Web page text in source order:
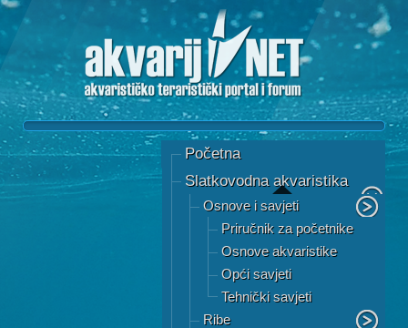
Početna
Slatkovodna akvaristika
Osnove i savjeti
Priručnik za početnike
Osnove akvaristike
Opći savjeti
Tehnički savjeti
Ribe